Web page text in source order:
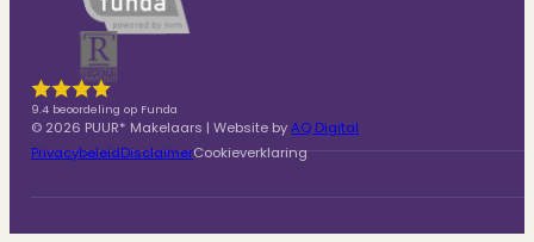
9.4 beoordeling op Funda
© 2026 PUUR* Makelaars | Website byAQ Digital
PrivacybeleidDisclaimerCookieverklaring